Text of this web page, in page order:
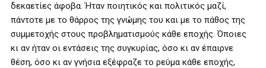
δεκαετίες άφοβα. Ήταν ποιητικός και πολιτικός μαζί,
πάντοτε με το θάρρος της γνώμης του και με το πάθος της
συμμετοχής στους προβληματισμούς κάθε εποχής. Όποιες
κι αν ήταν οι εντάσεις της συγκυρίας, όσο κι αν έπαιρνε
θέση, όσο κι αν γνήσια εξέφραζε το ρεύμα κάθε εποχής,